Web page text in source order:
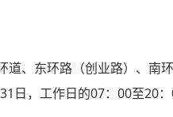
、东环路（创业路）、南
日，工作日的07：00至20：